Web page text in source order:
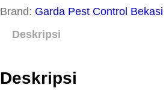
Brand: Garda Pest Control Bekasi
Deskripsi
Deskripsi